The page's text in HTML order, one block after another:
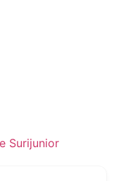
Surijunior